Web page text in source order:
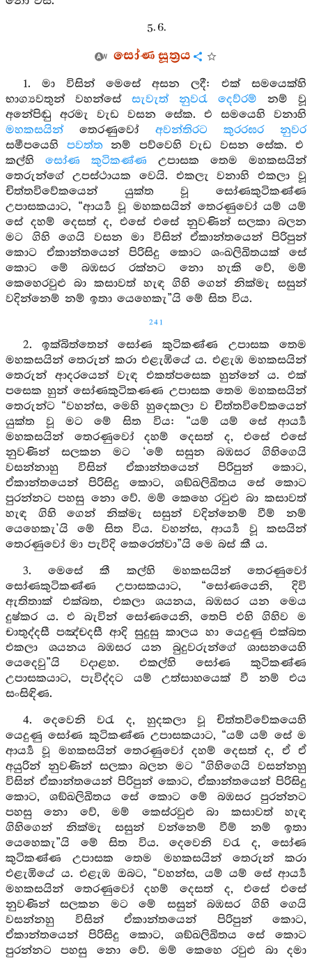
5. 6.
සෝණ සූත්‍රය
1. මා විසින් මෙසේ අසන ලදී: එක් සමයෙක්හි
භාග්‍යවතුන් වහන්සේ සැවැත් නුවරැ දෙව්රම් නම් වූ
අනේපිඬු අරමැ වැඩ වසන සේක. එ සමයෙහි වනාහි
මහකසයින්තෙරණුවෝ අවන්තිරට
කුරරඝර නුවර
සමීපයෙහි පවත්ත නම් පව්වෙහි වැඩ වසන සේක. එ
කල්හි සෝණ කුටිකණ්ණ උපාසක තෙම මහකසයින්
තෙරුන්ගේ උපස්ථායක වෙයි. එකලැ වනාහි එකලා වූ
චිත්තවිවේකයෙන් යුක්ත වූ සෝණකුටිකණ්ණ
උපාසකයාට, “ආර්‍ය්‍ය වූ මහකසයින් තෙරණුවෝ යම් යම්
සේ දහම් දෙසත් ද, එසේ එසේ නුවණින් සලකා බලන
මට ගිහි ගෙයි වසන මා විසින් ඒකාන්තයෙන් පිරිපුන්
කොට ඒකාන්තයෙන් පිරිසිදු කොට ශංඛලිඛිතයක් සේ
කොට මේ බඹසර රක්නට නො හැකි වේ, මම්
කෙහෙරවුළු බා කසාවත් හැඳ ගිහි ගෙන් නික්මැ සසුන්
වදින්නෙම් නම් ඉතා යෙහෙකැ”යි මේ සිත විය.
241
2. ඉක්බිත්තෙන් සෝණ කුටිකණ්ණ උපාසක තෙම
මහකසයින් තෙරුන් කරා එළැඹියේ ය. එළැඹ මහකසයින්
තෙරුන් ආදරයෙන් වැඳ එකත්පසෙක හුන්නේ ය. එක්
පසෙක හුන් සෝණකුටිකණණ උපාසක තෙම මහකසයින්
තෙරුන්ට “වහන්ස, මෙහි හුදෙකලා ව චිත්තවිවේකයෙන්
යුක්ත වූ මට මේ සිත විය: “යම් යම් සේ ආර්‍ය්‍ය
මහකසයින් තෙරණුවෝ දහම් දෙසත් ද, එසේ එසේ
නුවණින් සලකන මට ‘මේ සසුන බඹසර ගිහිගෙයි
වසන්නාහු විසින් ඒකාන්තයෙන් පිරිපුන් කොට,
ඒකාන්තයෙන් පිරිසිදු කොට, ශඞ්ඛලිඛිතය සේ කොට
පුරන්නට පහසු නො වේ. මම් කෙහෙ රවුළු බා කසාවත්
හැඳ ගිහි ගෙන් නික්මැ සසුන් වදින්නෙම් වීම් නම්
යෙහෙකැ’යි මේ සිත විය. වහන්ස, ආර්‍ය්‍ය වූ කසයින්
තෙරණුවෝ මා පැවිදි කෙරෙත්වා”යි මෙ බස් කී ය.
3. මෙසේ කී කල්හි මහකසයින් තෙරණුවෝ
සෝණකුටිකණ්ණ උපාසකයාට, “සෝණයෙනි, දිවි
ඇතිතාක් එක්බත, එකලා ශයනය, බඹසර යන මෙය
දුෂ්කර ය. එ බැවින් සෝණයෙනි, තෙපි එහි ගිහිව ම
චාතුද්දසී පඤ්චදසී ආදි සුදුසු කාලය හා යෙදුණු එක්බත
එකලා ශයනය බඹසර යන බුදුවරුන්ගේ ශාසනයෙහි
යෙදෙවු”යි වදාළහ. එකල්හි සෝණ කුටිකණ්ණ
උපාසකයාට, පැවිද්දට යම් උත්සාහයෙක් වී නම් එය
සංසිඳිණ.
4. දෙවෙනි වරැ ද, හුදකලා වූ චිත්තවිවේකයෙහි
යෙදුණු සෝණ කුටිකණ්ණ උපාසකයාට, “යම් යම් සේ ම
ආර්‍ය්‍ය වූ මහකසයින් තෙරණුවෝ දහම් දෙසත් ද, ඒ ඒ
අයුරින් නුවණින් සලකා බලන මට “ගිහිගෙයි වසන්නහු
විසින් ඒකාන්තයෙන් පිරිපුන් කොට, ඒකාන්තයෙන් පිරිසිදු
කොට, ශඞ්ඛලිඛිතය සේ කොට මේ බඹසර පුරන්නට
පහසු නො වේ, මම් කෙස්රවුළු බා කසාවත් හැඳ
ගිහිගෙන් නික්මැ සසුන් වන්නෙම් වීම් නම් ඉතා
යෙහෙකැ”යි මේ සිත විය. දෙවෙනි වරැ ද, සෝණ
කුටිකණ්ණ උපාසක තෙම මහකසයින් තෙරුන් කරා
එළැඹියේ ය. එළැඹ ඔබට, “වහන්ස, යම් යම් සේ ආර්‍ය්‍ය
මහකසයින් තෙරණුවෝ දහම් දෙසත් ද, එසේ එසේ
නුවණින් සලකන මට මේ සසුන් බඹසර ගිහි ගෙයි
වසන්නහු විසින් ඒකාන්තයෙන් පිරිපුන් කොට,
ඒකාන්තයෙන් පිරිසිදු කොට, ශඞ්ඛලිඛිතය සේ කොට
පුරන්නට පහසු නො වේ. මම් කෙහෙ රවුළු බා දමා